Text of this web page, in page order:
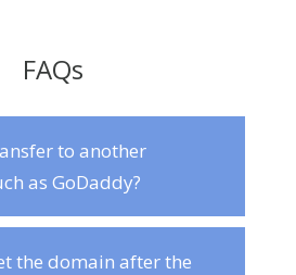
FAQs
to another
as GoDaddy?
the domain after the